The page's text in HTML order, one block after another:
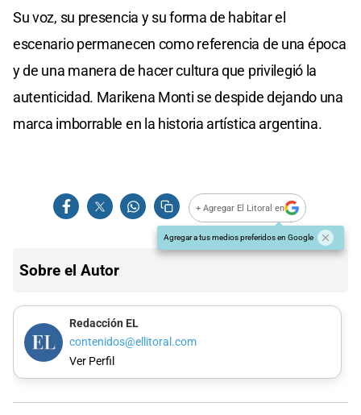
Su voz, su presencia y su forma de habitar el
escenario permanecen como referencia de una época
y de una manera de hacer cultura que privilegió la
autenticidad. Marikena Monti se despide dejando una
marca imborrable en la historia artística argentina.
+ Agregar El Litoral en
Agregar a tus medios preferidos en Google
Sobre el Autor
Redacción EL
contenidos@ellitoral.com
Ver Perfil